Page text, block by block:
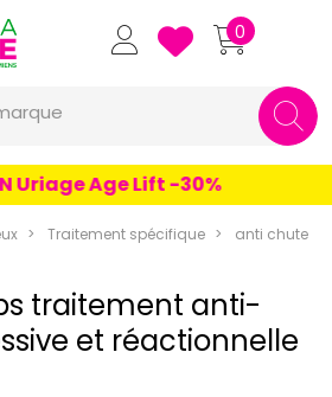
Pharmaforce Grande Pharmacie
0
Uriage Age Lift -30%
Traitement spécifique anti chute
traitement anti-
et réactionnelle